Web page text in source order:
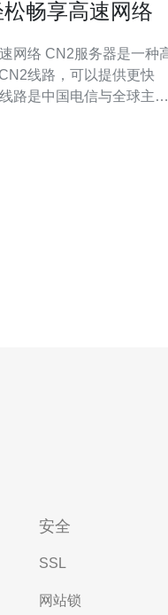
畅享高速网络
是一种高
线路，可以提供更快
路是中国电信与全球主要
安全
SSL
网站锁